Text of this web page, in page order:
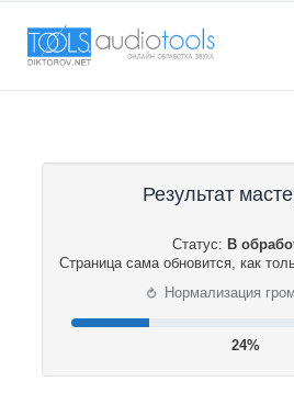
Результат
Статус: В
Страница сама обновится, как
⟳ Нормализация
24%